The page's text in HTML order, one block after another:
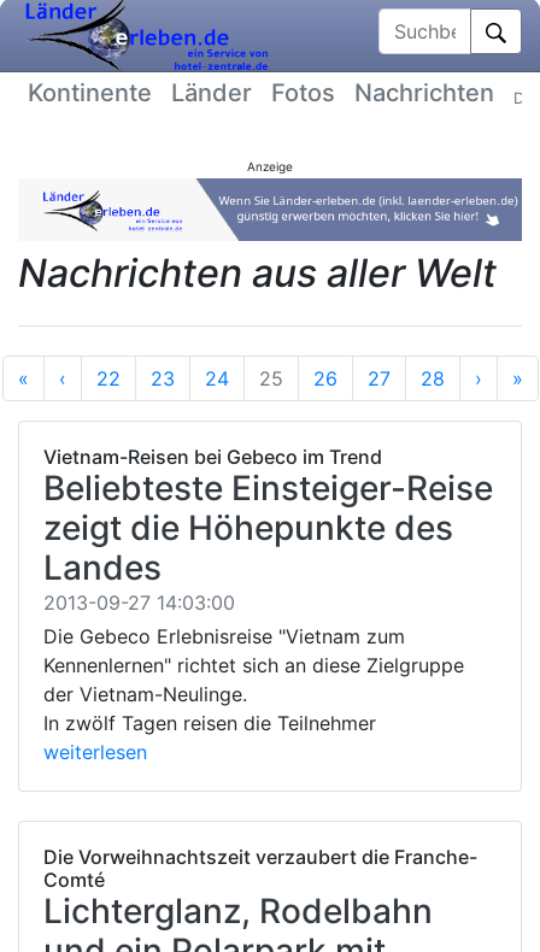
Suchbegriff
Kontinente Länder Fotos Nachrichten
Anzeige
Nachrichten aus aller Welt
« Anfang
‹Vorherige
22 23 24 25 26 27 28 › »
Vietnam-Reisen bei Gebeco im Trend
Beliebteste Einsteiger-Reise
zeigt die Höhepunkte des
Landes
2013-09-27 14:03:00
Die Gebeco Erlebnisreise "Vietnam zum
Kennenlernen" richtet sich an diese Zielgruppe
der Vietnam-Neulinge.
In zwölf Tagen reisen die Teilnehmer
weiterlesen
Die Vorweihnachtszeit verzaubert die Franche-
Comté
Lichterglanz, Rodelbahn